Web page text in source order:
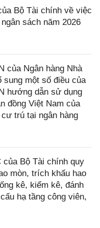
Bộ Tài chính về việc
sách năm 2026
của Ngân hàng Nhà
một số điều của
hướng dẫn sử dụng
đồng Việt Nam của
trú tại ngân hàng
của Bộ Tài chính quy
mòn, trích khấu hao
kê, kiểm kê, đánh
hạ tầng công viên,